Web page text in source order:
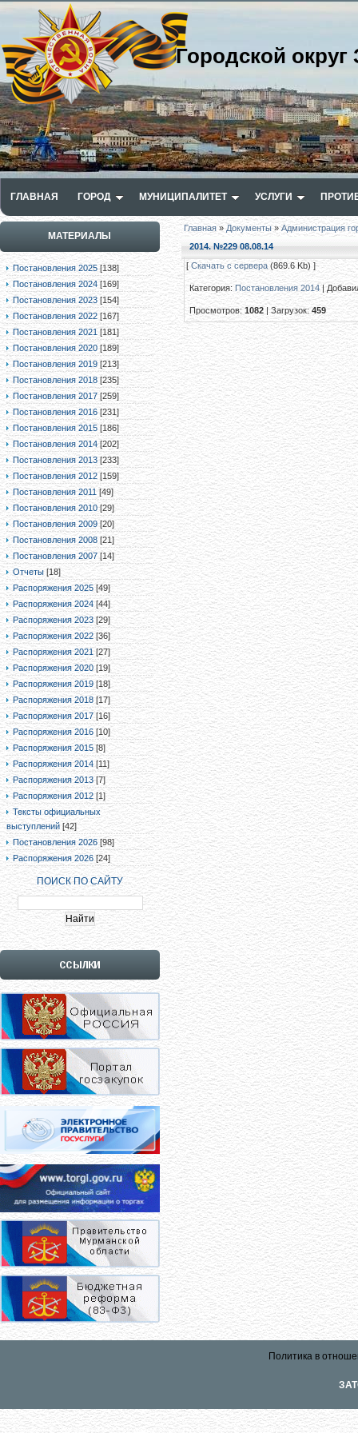
Городской
ГЛАВНАЯ ГОРОД МУНИЦИПАЛИТЕТ УСЛУГИ
МАТЕРИАЛЫ
Постановления 2025 [138]
Постановления 2024 [169]
Постановления 2023 [154]
Постановления 2022 [167]
Постановления 2021 [181]
Постановления 2020 [189]
Постановления 2019 [213]
Постановления 2018 [235]
Постановления 2017 [259]
Постановления 2016 [231]
Постановления 2015 [186]
Постановления 2014 [202]
Постановления 2013 [233]
Постановления 2012 [159]
Постановления 2011 [49]
Постановления 2010 [29]
Постановления 2009 [20]
Постановления 2008 [21]
Постановления 2007 [14]
Отчеты [18]
Распоряжения 2025 [49]
Распоряжения 2024 [44]
Распоряжения 2023 [29]
Распоряжения 2022 [36]
Распоряжения 2021 [27]
Распоряжения 2020 [19]
Распоряжения 2019 [18]
Распоряжения 2018 [17]
Распоряжения 2017 [16]
Распоряжения 2016 [10]
Распоряжения 2015 [8]
Распоряжения 2014 [11]
Распоряжения 2013 [7]
Распоряжения 2012 [1]
Тексты официальных
выступлений [42]
Постановления 2026 [98]
Распоряжения 2026 [24]
ПОИСК ПО САЙТУ
Главная» Документы »Администрация
2014. №229 08.08.14
[Скачать с сервера (869.6 Kb) ]
Категория: Постановления 2014|
Просмотров:1082|Загрузок: 459
Политика в